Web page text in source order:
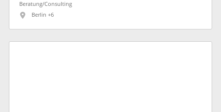
Beratung/Consulting
Berlin +6